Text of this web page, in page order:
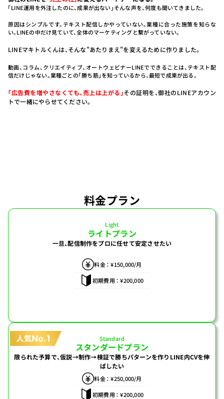
「LINE運用を外注したのに、成果が出ない」そんな声を、何度も聞いてきました。
原因はシンプルです。 テキスト配信しかやっていない。業種に合った施策を知らな
い。LINEの中だけ見ていて、全体のマーケティングと繋がっていない。
LINEマキトルくんは、そんな"あたりまえ"を変えるために作りました。
動画、コラム、クリエイティブ、オートウェビナーLINEでできることは、テキスト配
信だけじゃない。業種ごとの「勝ち筋」を知っているから、最短で成果が出る。
「広告費を増やさなくても、売上は上がる」その証明を、御社のLINEアカウン
トで一緒にやらせてください。
料金プラン
Light
ライトプラン
一旦、配信制作をプロに任せて安定させたい
料金 ： ¥150,000/月
初期費用 ： ¥200,000
Standard
スタンダードプラン
限られた予算で、仮説→制作→検証で勝ちパターンを作り LINE内CVを伸
ばしたい
料金 ： ¥250,000/月
初期費用 ： ¥200,000